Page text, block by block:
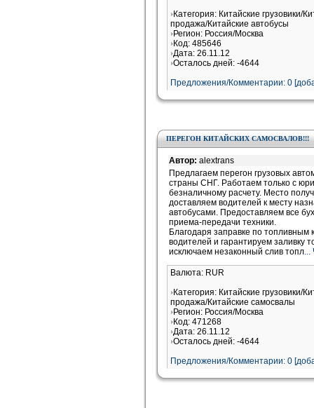
Категория: Китайские грузовики/
продажа/Китайские автобусы
Регион: Россия/Москва
Код: 485646
Дата: 26.11.12
Осталось дней: -4644
Предложения/Комментарии: 0
ПЕРЕГОН КИТАЙСКИХ САМОСВАЛОВ!!!
Автор: alextrans
Предлагаем перегон грузовых
страны СНГ. Работаем только с
безналичному расчету. Место
доставляем водителей к месту
автобусами. Предоставляем все
приема-передачи техники.
Благодаря заправке по
водителей и гарантируем заливку
исключаем незаконный слив топл...
Валюта: RUR
Категория: Китайские грузовики/
продажа/Китайские самосвалы
Регион: Россия/Москва
Код: 471268
Дата: 26.11.12
Осталось дней: -4644
Предложения/Комментарии: 0